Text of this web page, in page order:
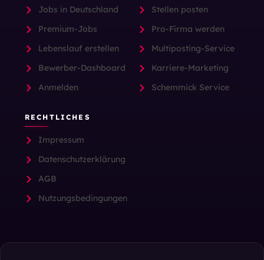
Jobs in Deutschland
Premium-Jobs
Lebenslauf erstellen
Bewerber-Dashboard
Anmelden
Stellen posten
Pro-Firma werden
Multiposting-Service
Karriere-Marketing
Schemmick Service
RECHTLICHES
Impressum
Datenschutzerklärung
AGB
Nutzungsbedingungen